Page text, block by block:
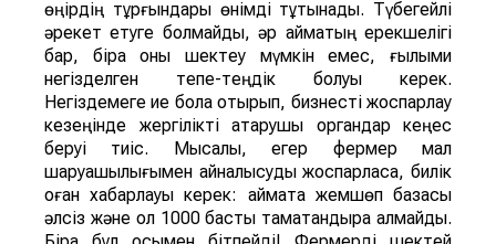
өңірдің тұрғындары өнімді тұтынады. Түбегейлі
әрекет етуге болмайды, әр аймақтың ерекшелігі
бар, бірақ оны шектеу мүмкін емес, ғылыми
негізделген тепе-теңдік болуы керек.
Негіздемеге ие бола отырып, бизнесті жоспарлау
кезеңінде жергілікті атқарушы органдар кеңес
беруі тиіс. Мысалы, егер фермер мал
шаруашылығымен айналысуды жоспарласа, билік
оған хабарлауы керек: аймақта жемшөп базасы
әлсіз және ол 1000 басты тамақтандыра алмайды.